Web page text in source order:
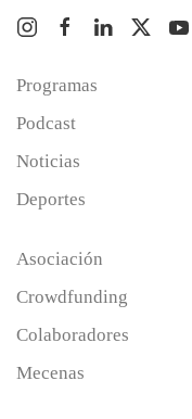
Programas
Podcast
Noticias
Deportes
Asociación
Crowdfunding
Colaboradores
Mecenas